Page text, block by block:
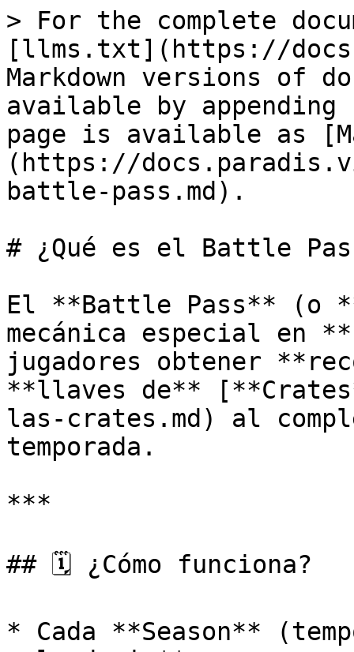
> For the complete
[llms.txt](https://
Markdown versions of
available by
page is available as
(https://
battle-pass.md).
# ¿Qué es el Battle
El **Battle Pass** (o
mecánica especial en
jugadores obtener
**llaves de**
las-crates.md) al
temporada.
***
## 🗓️ ¿Cómo funciona?
* Cada **Season**